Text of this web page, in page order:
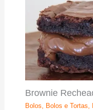
Brownie
Bolos Bolos e Tortas